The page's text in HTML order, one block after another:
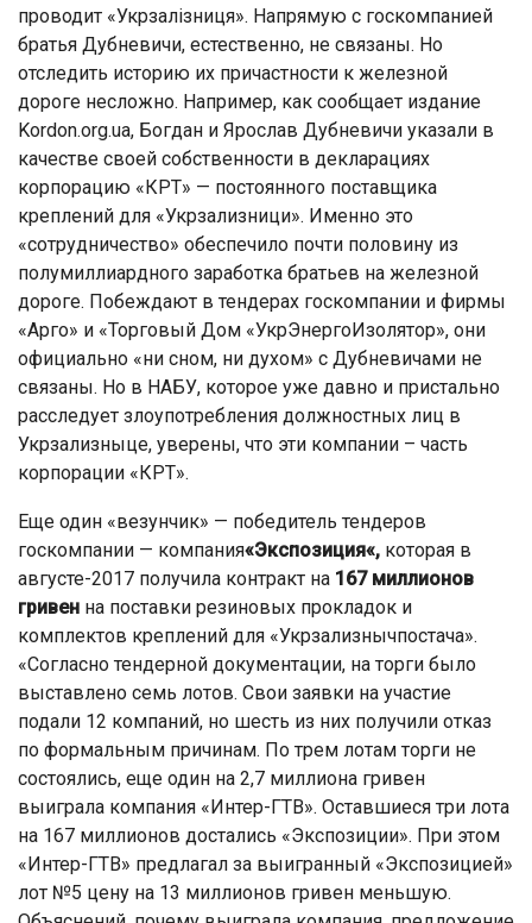
проводит «Укрзалізниця». Напрямую с госкомпанией
братья Дубневичи, естественно, не связаны. Но
отследить историю их причастности к железной
дороге несложно. Например, как сообщает издание
Kordon.org.ua, Богдан и Ярослав Дубневичи указали в
качестве своей собственности в декларациях
корпорацию «КРТ» — постоянного поставщика
креплений для «Укрзализници». Именно это
«сотрудничество» обеспечило почти половину из
полумиллиардного заработка братьев на железной
дороге. Побеждают в тендерах госкомпании и фирмы
«Арго» и «Торговый Дом «УкрЭнергоИзолятор», они
официально «ни сном, ни духом» с Дубневичами не
связаны. Но в НАБУ, которое уже давно и пристально
расследует злоупотребления должностных лиц в
Укрзализныце, уверены, что эти компании – часть
корпорации «КРТ».
Еще один «везунчик» — победитель тендеров
госкомпании — компания«Экспозиция«, которая в
августе-2017 получила контракт на 167 миллионов
гривен на поставки резиновых прокладок и
комплектов креплений для «Укрзализнычпостача».
«Согласно тендерной документации, на торги было
выставлено семь лотов. Свои заявки на участие
подали 12 компаний, но шесть из них получили отказ
по формальным причинам. По трем лотам торги не
состоялись, еще один на 2,7 миллиона гривен
выиграла компания «Интер-ГТВ». Оставшиеся три лота
на 167 миллионов достались «Экспозиции». При этом
«Интер-ГТВ» предлагал за выигранный «Экспозицией»
лот №5 цену на 13 миллионов гривен меньшую.